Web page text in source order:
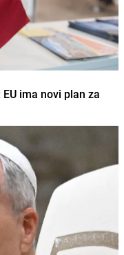
ima novi plan za